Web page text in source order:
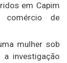
em Capim
comércio de
mulher sob
investigação